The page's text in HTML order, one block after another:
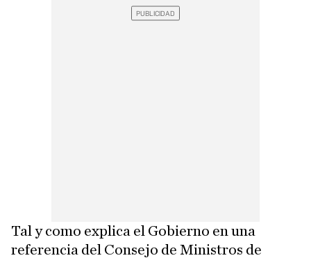
Tal y como explica el Gobierno en una
referencia del Consejo de Ministros de